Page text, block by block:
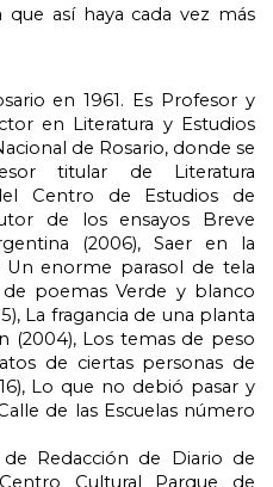
así haya cada vez más
en 1961. Es Profesor y
en Literatura y Estudios
de Rosario, donde se
titular de Literatura
Centro de Estudios de
de los ensayos Breve
(2006), Saer en la
Un enorme parasol de tela
poemas Verde y blanco
La fragancia de una planta
(2004), Los temas de peso
de ciertas personas de
Lo que no debió pasar y
de las Escuelas número
Redacción de Diario de
Cultural Parque de